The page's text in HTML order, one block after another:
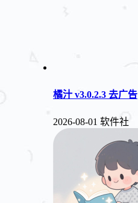
橘汁 v3.0.2.3 去广告
2026-08-01 软件社